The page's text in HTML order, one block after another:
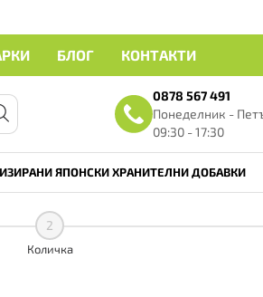
БЛОГ КОНТАКТИ
0878 567 491
Понеделник -
09:30 - 17:30
ЯПОНСКИ ХРАНИТЕЛНИ ДОБАВКИ
2
Количка